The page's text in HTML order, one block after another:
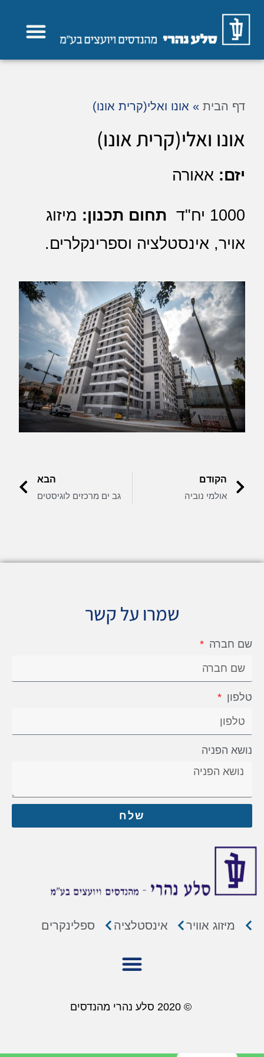
דף הבית » אונו ואלי(קרית אונו)
אונו ואלי(קרית אונו)
יזם: אאורה
1000 יח"ד תחום תכנון: מיזוג
אויר, אינסטלציה וספרינקלרים.
הקודם
אולמי נוביה
הבא
גב ים מרכזים לוגיסטים
מיזוג אוויר אינסטלציה ספלינקרים
© 2020 סלע נהרי מהנדסים
שמרו על קשר
שם חברה
טלפון
נושא הפניה
שלח